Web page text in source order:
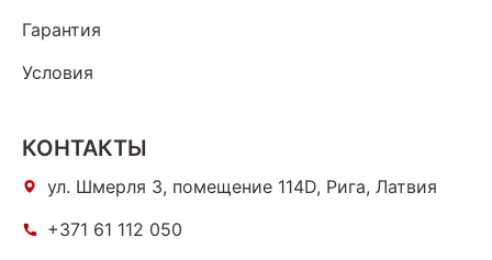
Гарантия
Условия
КОНТАКТЫ
ул. Шмерля 3, помещение 114D, Рига, Латвия
+371 61 112 050